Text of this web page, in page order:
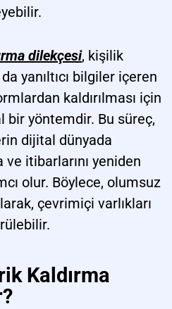
dilekçesi, kişilik
yanıltıcı bilgiler içeren
kaldırılması için
bir yöntemdir. Bu süreç,
dijital dünyada
ve itibarlarını yeniden
olur. Böylece, olumsuz
çevrimiçi varlıkları
Kaldırma